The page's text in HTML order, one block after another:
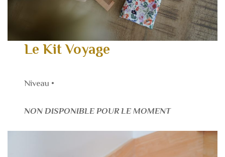
Le Kit Voyage
Niveau •
NON DISPONIBLE POUR LE MOMENT